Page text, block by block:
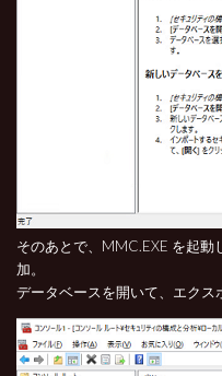
そのあとで、MMC.EXE を起動
加。
データベースを開いて、エクス